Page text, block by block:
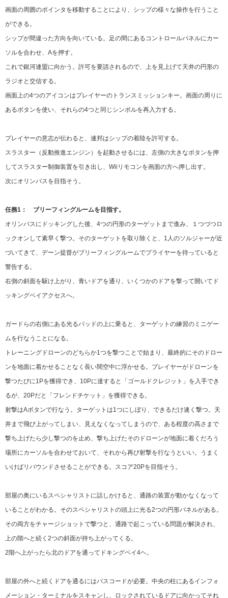
画面の周囲のポインタを移動することにより、シップの様々な操作を行うこと
ができる。
シップが間違った方向を向いている。足の間にあるコントロールパネルにカー
ソルを合わせ、Aを押す。
これで銀河連盟に向かう。許可を要請されるので、上を見上げて天井の円形の
ラジオと交信する。
画面上の4つのアイコンはプレイヤーのトランスミッションキー。画面の周りに
あるボタンを使い、それらの4つと同じシンボルを再入力する。
プレイヤーの意志が伝わると、連邦はシップの着陸を許可する。
スラスター（反動推進エンジン）を起動させるには、左側の大きなボタンを押
してスラスター制御装置を引き出し、Wiiリモコンを画面の方へ押し出す。
次にオリンパスを目指そう。
任務1： ブリーフィングルームを目指す。
オリンパスにドッキングした後、4つの円形のターゲットまで進み、１つづつロ
ックオンして素早く撃つ。そのターゲットを取り除くと、1人のソルジャーが近
づいてきて、デーン提督がブリーフィングルームでプライヤーを待っていると
警告する。
右側の斜面を駆け上がり、青いドアを通り、いくつかのドアを撃って開いてド
ッキングベイアクセスへ。
ガードらの右側にある光るパッドの上に乗ると、ターゲットの練習のミニゲー
ムを行なうことになる。
トレーニングドローンのどちらか1つを撃つことで始まり、最終的にそのドロー
ンを地面に着かせることなく長い間空中に浮かせる。プレイヤーがドローンを
撃つたびに1Pを獲得でき、10Pに達すると「ゴールドクレジット」を入手でき
るが、20Pだと「フレンドチケット」を獲得できる。
射撃はAボタンで行なう。ターゲットは1つにしぼり、できるだけ速く撃つ。天
井まで飛び上がってしまい、見えなくなってしまうので、ある程度の高さまで
撃ち上げたら少し撃つのを止め、撃ち上げたそのドローンが地面に着くだろう
場所にカーソルを合わせておいて、それから再び射撃を行なうといい。うまく
いけばリバウンドさせることができる。スコア20Pを目指そう。
部屋の奥にいるスペシャリストに話しかけると、通路の装置が動かなくなって
いることがわかる。そのスペシャリストの頭上に光る2つの円形パネルがある。
その両方をチャージショットで撃つと、通路で起こっている問題が解決され、
上の階へと続く2つの斜面が持ち上がってくる。
2階へ上がったら北のドアを通ってドキングベイ4ヘ。
部屋の外へと続くドアを通るにはパスコードが必要。中央の柱にあるインフォ
メーション・ターミナルをスキャンし、ロックされているドアに向かってそれ